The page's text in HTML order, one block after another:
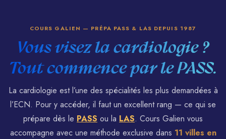
COURS GALIEN — PRÉPA PASS & LAS DEPUIS 1987
Vous visez la cardiologie ?
Tout commence par le PASS.
La cardiologie est l’une des spécialités les plus demandées à
l’ECN. Pour y accéder, il faut un excellent rang — ce qui se
prépare dès le PASS ou la LAS. Cours Galien vous
accompagne avec une méthode exclusive dans 11 villes en